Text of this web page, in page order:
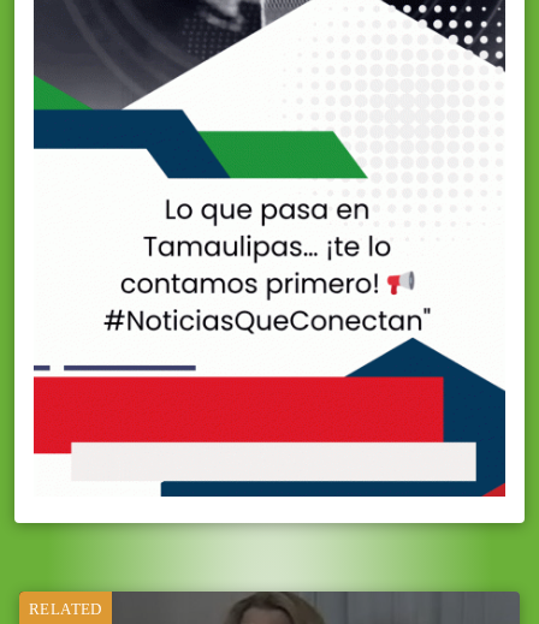
RELATED